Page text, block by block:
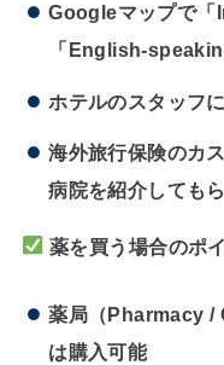
Googleマップで
「English-
ホテルのスタッフ
海外旅行保険のカ
病院を紹介しても
薬を買う場合のポ
薬局（Pharmacy /
は購入可能